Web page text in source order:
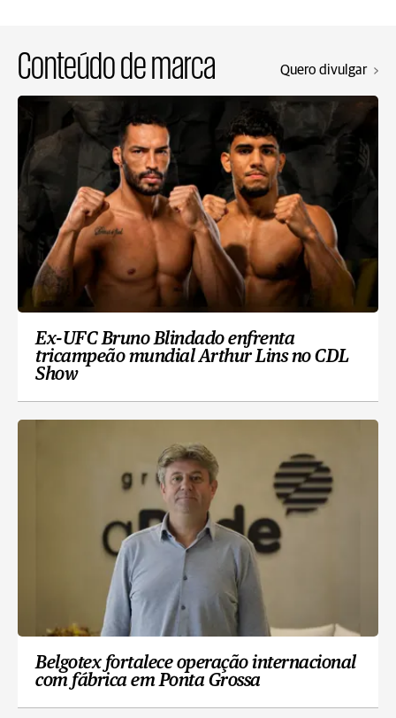
Conteúdo de marca Quero divulgar
Ex-UFC Bruno Blindado enfrenta
tricampeão mundial Arthur Lins no CDL
Show
Belgotex fortalece operação internacional
com fábrica em Ponta Grossa